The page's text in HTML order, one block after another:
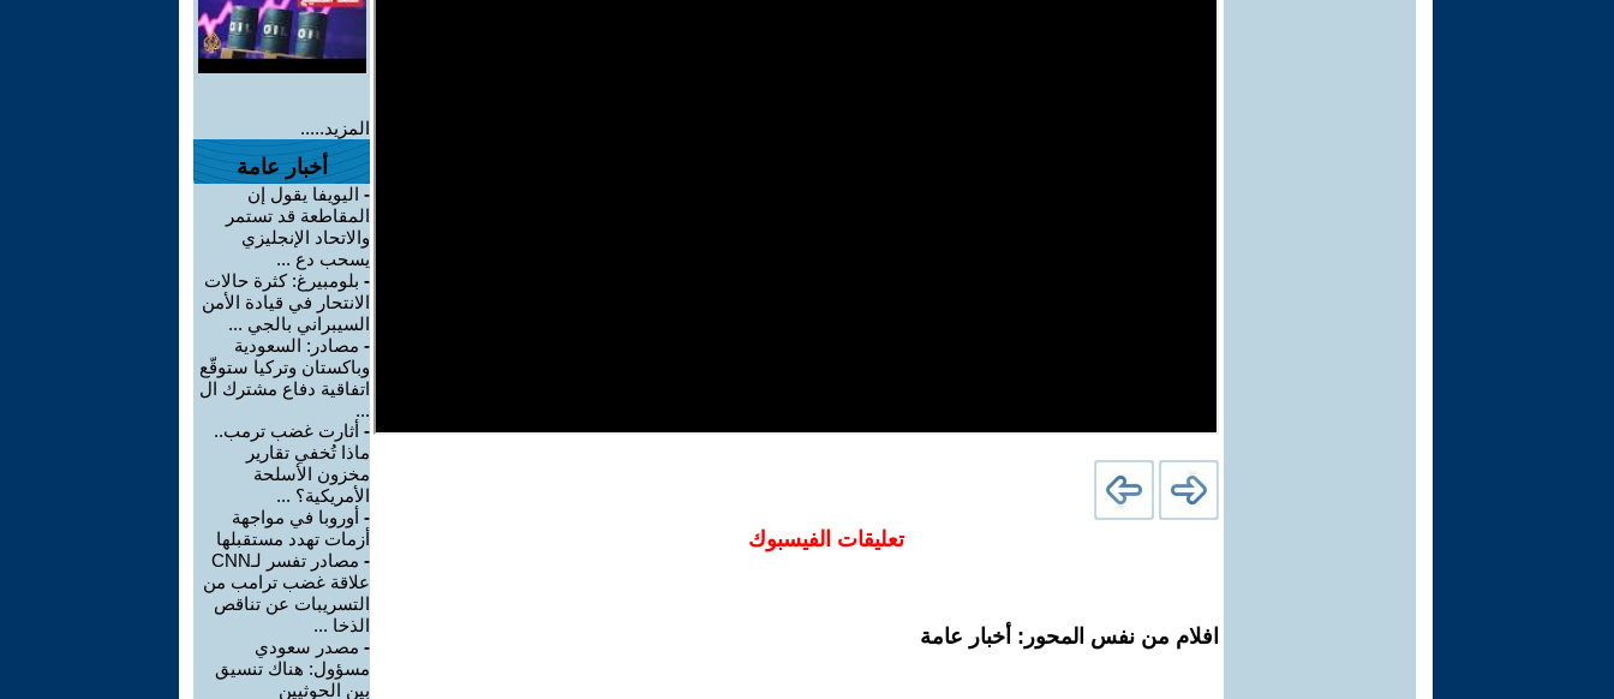
تعليقات الفيسبوك
افلام من نفس المحور: أخبار عامة
المزيد.....
أخبار عامة
- اليويفا يقول إن
المقاطعة قد تستمر
والاتحاد الإنجليزي
يسحب دع ...
- بلومبيرغ: كثرة حالات
الانتحار في قيادة الأمن
السيبراني بالجي ...
- مصادر: السعودية
وباكستان وتركيا ستوقّع
اتفاقية دفاع مشترك ال
...
- أثارت غضب ترمب..
ماذا تُخفي تقارير
مخزون الأسلحة
الأمريكية؟ ...
- أوروبا في مواجهة
أزمات تهدد مستقبلها
-
مصادر تفسر لـCNN
علاقة غضب ترامب من
التسريبات عن تناقص
الذخا ...
- مصدر سعودي
مسؤول: هناك تنسيق
بين الحوثيين